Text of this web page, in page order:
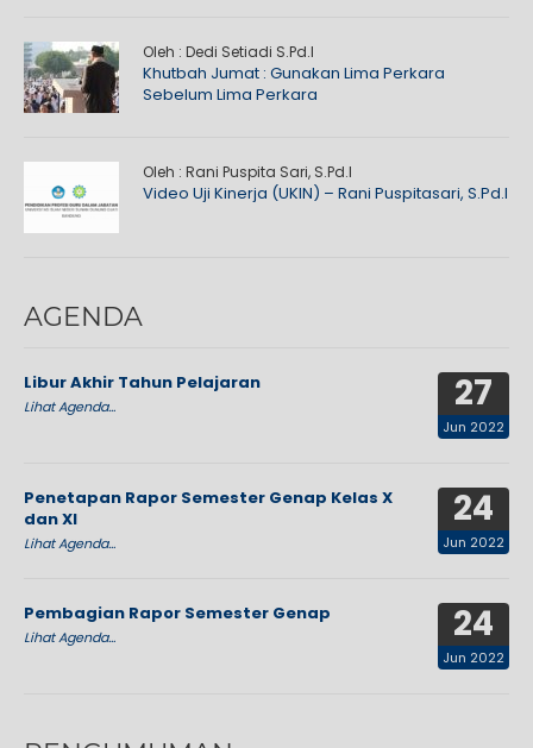
Oleh : Dedi Setiadi S.Pd.I
Khutbah Jumat : Gunakan Lima Perkara
Sebelum Lima Perkara
Oleh : Rani Puspita Sari, S.Pd.I
Video Uji Kinerja (UKIN) – Rani Puspitasari, S.Pd.I
AGENDA
27
Jun 2022
Libur Akhir Tahun Pelajaran
Lihat Agenda...
24
Jun 2022
Penetapan Rapor Semester Genap Kelas X
dan XI
Lihat Agenda...
24
Jun 2022
Pembagian Rapor Semester Genap
Lihat Agenda...